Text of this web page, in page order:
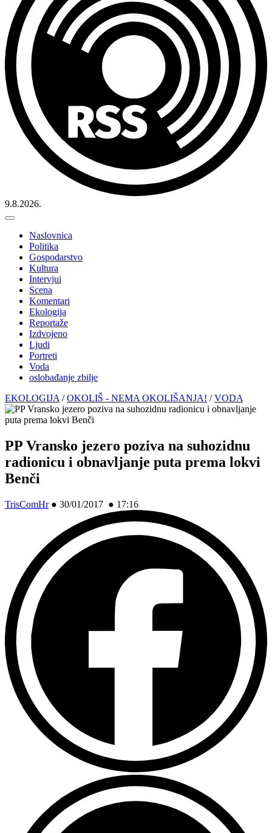
9.8.2026.
Naslovnica
Politika
Gospodarstvo
Kultura
Intervjui
Scena
Komentari
Ekologija
Reportaže
Izdvojeno
Ljudi
Portreti
Voda
oslobađanje zbilje
EKOLOGIJA /OKOLIŠ - NEMA OKOLIŠANJA! /VODA
PP Vransko jezero poziva na suhozidnu
radionicu i obnavljanje puta prema lokvi
Benči
TrisComHr● 30/01/2017 ● 17:16